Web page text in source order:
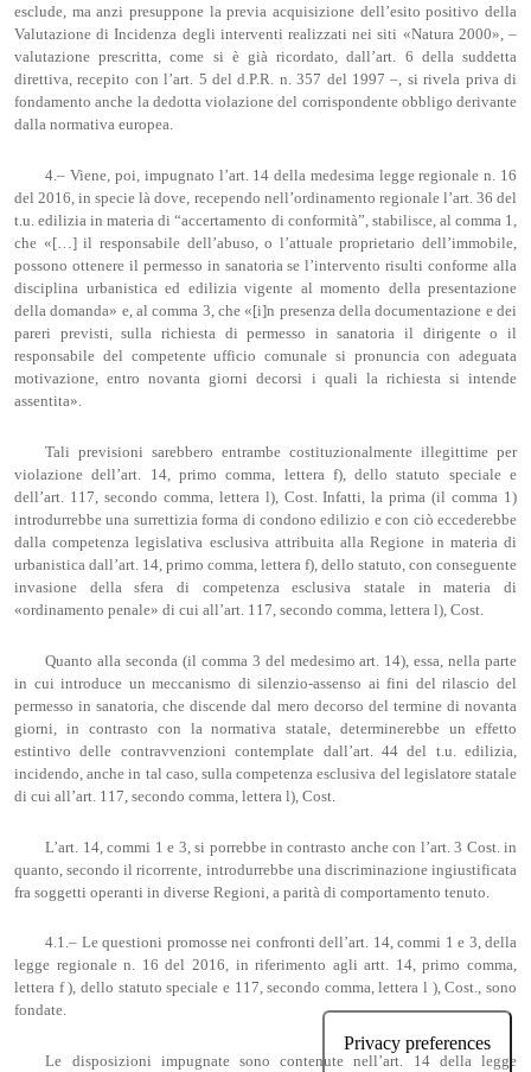
esclude, ma anzi presuppone la previa acquisizione dell’esito positivo della
Valutazione di Incidenza degli interventi realizzati nei siti «Natura 2000», –
valutazione prescritta, come si è già ricordato, dall’art. 6 della suddetta
direttiva, recepito con l’art. 5 del d.P.R. n. 357 del 1997 –, si rivela priva di
fondamento anche la dedotta violazione del corrispondente obbligo derivante
dalla normativa europea.
4.– Viene, poi, impugnato l’art. 14 della medesima legge regionale n. 16
del 2016, in specie là dove, recependo nell’ordinamento regionale l’art. 36 del
t.u. edilizia in materia di “accertamento di conformità”, stabilisce, al comma 1,
che «[…] il responsabile dell’abuso, o l’attuale proprietario dell’immobile,
possono ottenere il permesso in sanatoria se l’intervento risulti conforme alla
disciplina urbanistica ed edilizia vigente al momento della presentazione
della domanda» e, al comma 3, che «[i]n presenza della documentazione e dei
pareri previsti, sulla richiesta di permesso in sanatoria il dirigente o il
responsabile del competente ufficio comunale si pronuncia con adeguata
motivazione, entro novanta giorni decorsi i quali la richiesta si intende
assentita».
Tali previsioni sarebbero entrambe costituzionalmente illegittime per
violazione dell’art. 14, primo comma, lettera f), dello statuto speciale e
dell’art. 117, secondo comma, lettera l), Cost. Infatti, la prima (il comma 1)
introdurrebbe una surrettizia forma di condono edilizio e con ciò eccederebbe
dalla competenza legislativa esclusiva attribuita alla Regione in materia di
urbanistica dall’art. 14, primo comma, lettera f), dello statuto, con conseguente
invasione della sfera di competenza esclusiva statale in materia di
«ordinamento penale» di cui all’art. 117, secondo comma, lettera l), Cost.
Quanto alla seconda (il comma 3 del medesimo art. 14), essa, nella parte
in cui introduce un meccanismo di silenzio-assenso ai fini del rilascio del
permesso in sanatoria, che discende dal mero decorso del termine di novanta
giorni, in contrasto con la normativa statale, determinerebbe un effetto
estintivo delle contravvenzioni contemplate dall’art. 44 del t.u. edilizia,
incidendo, anche in tal caso, sulla competenza esclusiva del legislatore statale
di cui all’art. 117, secondo comma, lettera l), Cost.
L’art. 14, commi 1 e 3, si porrebbe in contrasto anche con l’art. 3 Cost. in
quanto, secondo il ricorrente, introdurrebbe una discriminazione ingiustificata
fra soggetti operanti in diverse Regioni, a parità di comportamento tenuto.
4.1.– Le questioni promosse nei confronti dell’art. 14, commi 1 e 3, della
legge regionale n. 16 del 2016, in riferimento agli artt. 14, primo comma,
lettera f ), dello statuto speciale e 117, secondo comma, lettera l ), Cost., sono
fondate.
Le disposizioni impugnate sono contenute nell’art. 14 della legge